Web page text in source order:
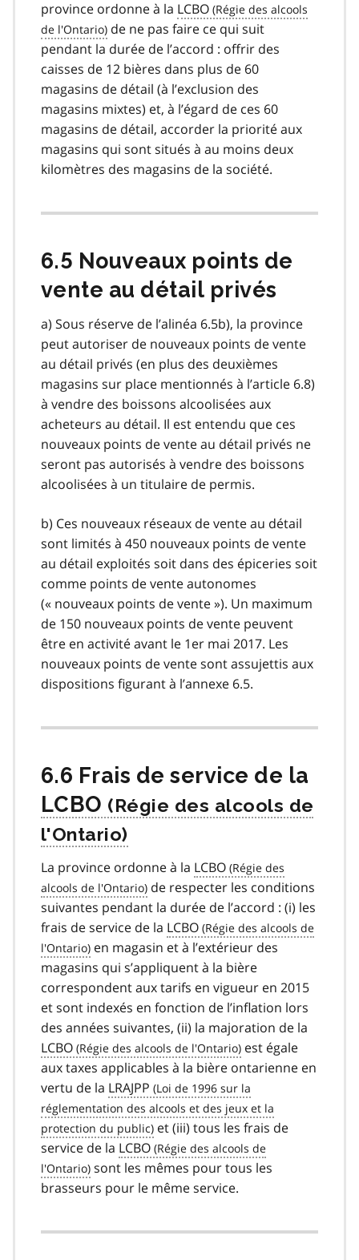
province ordonne à la LCBO
de ne pas faire ce qui suit
pendant la durée de l’accord : offrir des
caisses de 12 bières dans plus de 60
magasins de détail (à l’exclusion des
magasins mixtes) et, à l’égard de ces 60
magasins de détail, accorder la priorité aux
magasins qui sont situés à au moins deux
kilomètres des magasins de la société.
6.5 Nouveaux points de
vente au détail privés
a) Sous réserve de l’alinéa 6.5b), la province
peut autoriser de nouveaux points de vente
au détail privés (en plus des deuxièmes
magasins sur place mentionnés à l’article 6.8)
à vendre des boissons alcoolisées aux
acheteurs au détail. Il est entendu que ces
nouveaux points de vente au détail privés ne
seront pas autorisés à vendre des boissons
alcoolisées à un titulaire de permis.
b) Ces nouveaux réseaux de vente au détail
sont limités à 450 nouveaux points de vente
au détail exploités soit dans des épiceries soit
comme points de vente autonomes
(« nouveaux points de vente »). Un maximum
de 150 nouveaux points de vente peuvent
être en activité avant le 1er mai 2017. Les
nouveaux points de vente sont assujettis aux
dispositions figurant à l’annexe 6.5.
6.6 Frais de service de la
LCBO
La province ordonne à la LCBO
de respecter les conditions
suivantes pendant la durée de l’accord : (i) les
frais de service de la LCBO
en magasin et à l’extérieur des
magasins qui s’appliquent à la bière
correspondent aux tarifs en vigueur en 2015
et sont indexés en fonction de l’inflation lors
des années suivantes, (ii) la majoration de la
LCBO
est égale
aux taxes applicables à la bière ontarienne en
vertu de la LRAJPP
et (iii) tous les frais de
service de la LCBO
sont les mêmes pour tous les
brasseurs pour le même service.